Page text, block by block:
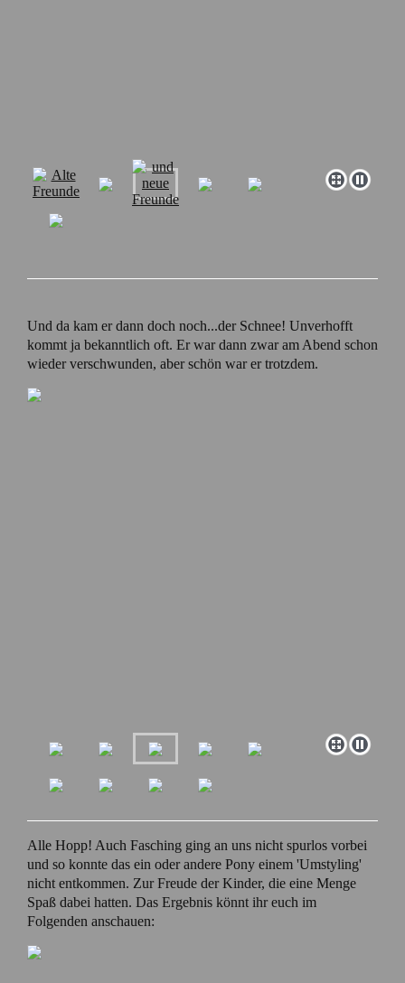
Und da kam er dann doch noch...der Schnee! Unverhofft
kommt ja bekanntlich oft. Er war dann zwar am Abend schon
wieder verschwunden, aber schön war er trotzdem.
Alle Hopp! Auch Fasching ging an uns nicht spurlos vorbei
und so konnte das ein oder andere Pony einem 'Umstyling'
nicht entkommen. Zur Freude der Kinder, die eine Menge
Spaß dabei hatten. Das Ergebnis könnt ihr euch im
Folgenden anschauen: